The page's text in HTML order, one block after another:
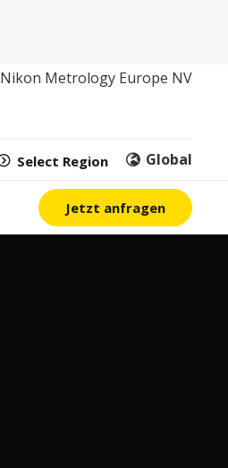
Nikon Metrology Europe NV
Select Region Global
Jetzt anfragen